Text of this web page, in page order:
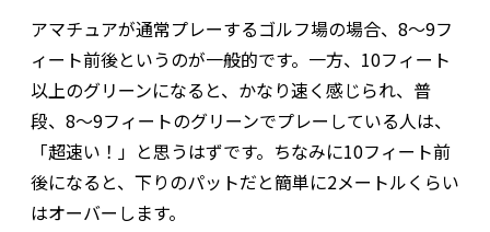
アマチュアが通常プレーするゴルフ場の場合、8～9フ
ィート前後というのが一般的です。一方、10フィート
以上のグリーンになると、かなり速く感じられ、普
段、8～9フィートのグリーンでプレーしている人は、
「超速い！」と思うはずです。ちなみに10フィート前
後になると、下りのパットだと簡単に2メートルくらい
はオーバーします。